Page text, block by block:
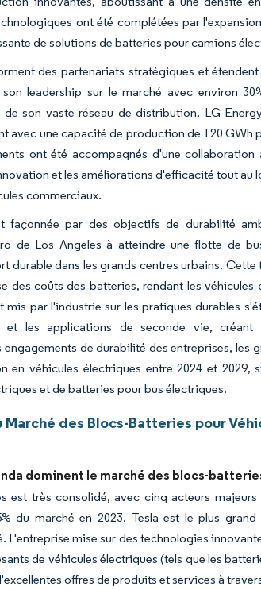
ont été complétées par
de solutions de batteries pour camions
des partenariats stratégiques et
leadership sur le marché avec environ
son vaste réseau de distribution. LG
avec une capacité de production de 120
ont été accompagnés d'une
et les améliorations d'efficacité tout
commerciaux.
façonnée par des objectifs de durabilité
de Los Angeles à atteindre une flotte de
durable dans les grands centres urbains.
des coûts des batteries, rendant les
par l'industrie sur les pratiques durables
les applications de seconde vie, créant
de durabilité des entreprises, les
en véhicules électriques entre 2024 et 2029,
et de batteries pour bus électriques.
des Blocs-Batteries pour
dominent le marché des blocs-
est très consolidé, avec cinq acteurs
du marché en 2023. Tesla est le plus grand
L'entreprise mise sur des technologies
de véhicules électriques (tels que les
offres de produits et services à